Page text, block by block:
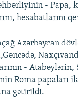
- Papa,
hesabatlarını
Azərbaycan
-
Roma papaları
gətirildi.